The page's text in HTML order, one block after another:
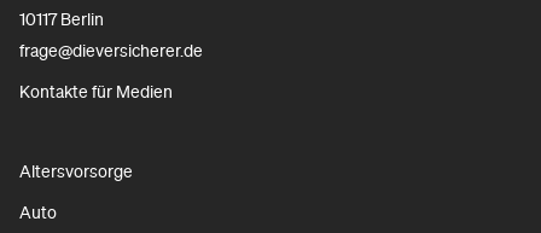
10117 Berlin
frage@dieversicherer.de
Kontakte für Medien
Altersvorsorge
Auto